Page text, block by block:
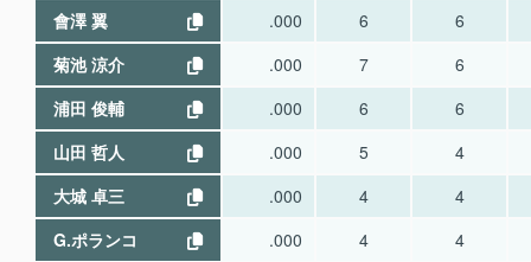
會澤 翼
.000 6
6
菊池 涼介
.000 7
6
浦田 俊輔
.000 6
6
山田 哲人
.000 5
4
大城 卓三
.000 4
4
G.ポランコ
.000 4
4